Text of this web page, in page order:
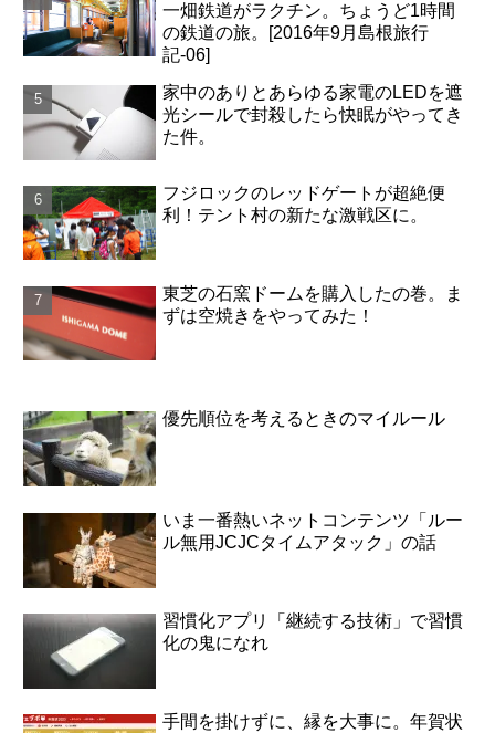
一畑鉄道がラクチン。ちょうど1時間
の鉄道の旅。[2016年9月島根旅行
記-06]
家中のありとあらゆる家電のLEDを遮
光シールで封殺したら快眠がやってき
た件。
フジロックのレッドゲートが超絶便
利！テント村の新たな激戦区に。
東芝の石窯ドームを購入したの巻。ま
ずは空焼きをやってみた！
優先順位を考えるときのマイルール
いま一番熱いネットコンテンツ「ルー
ル無用JCJCタイムアタック」の話
習慣化アプリ「継続する技術」で習慣
化の鬼になれ
手間を掛けずに、縁を大事に。年賀状